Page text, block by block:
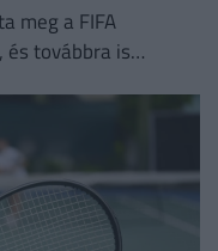
meg a FIFA
és továbbra is